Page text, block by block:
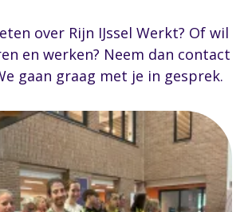
over Rijn IJssel Werkt? Of wil
en werken? Neem dan contact
gaan graag met je in gesprek.